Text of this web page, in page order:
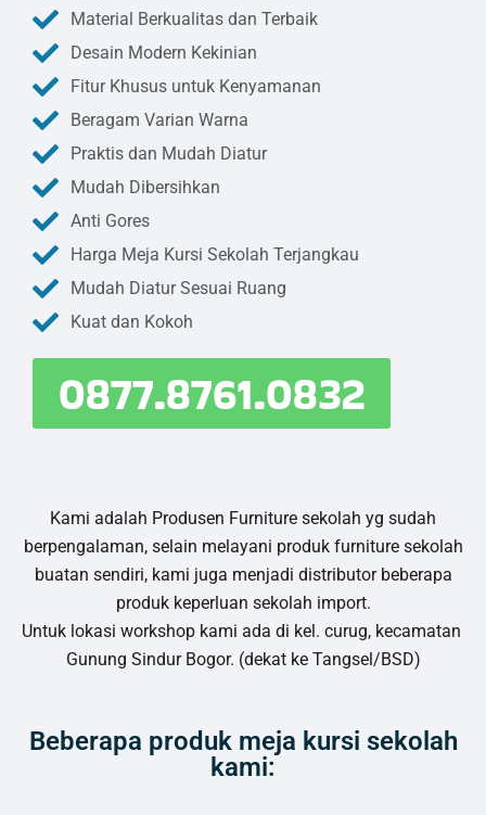
Material Berkualitas dan Terbaik
Desain Modern Kekinian
Fitur Khusus untuk Kenyamanan
Beragam Varian Warna
Praktis dan Mudah Diatur
Mudah Dibersihkan
Anti Gores
Harga Meja Kursi Sekolah Terjangkau
Mudah Diatur Sesuai Ruang
Kuat dan Kokoh
0877.8761.0832
Kami adalah Produsen Furniture sekolah yg sudah
berpengalaman, selain melayani produk furniture sekolah
buatan sendiri, kami juga menjadi distributor beberapa
produk keperluan sekolah import.
Untuk lokasi workshop kami ada di kel. curug, kecamatan
Gunung Sindur Bogor. (dekat ke Tangsel/BSD)
Beberapa produk meja kursi sekolah
kami: